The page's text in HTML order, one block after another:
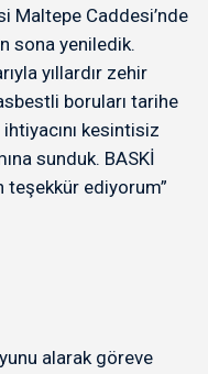
Maltepe Caddesi’nde
sona yeniledik.
yıllardır zehir
boruları tarihe
kesintisiz
sunduk. BASKİ
teşekkür ediyorum”
alarak göreve